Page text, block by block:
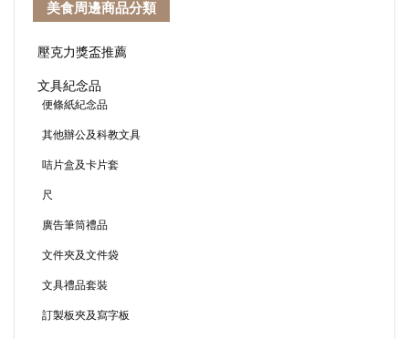
美食周邊商品分類
壓克力獎盃推薦
文具紀念品
便條紙紀念品
其他辦公及科教文具
咭片盒及卡片套
尺
廣告筆筒禮品
文件夾及文件袋
文具禮品套裝
訂製板夾及寫字板